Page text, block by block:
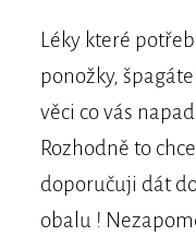
Léky které
ponožky,
věci co vás
Rozhodně to chce
doporučuji dát
obalu !